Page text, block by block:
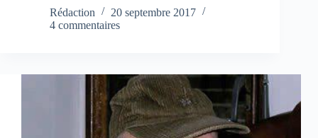
Rédaction
20 septembre 2017
4 commentaires